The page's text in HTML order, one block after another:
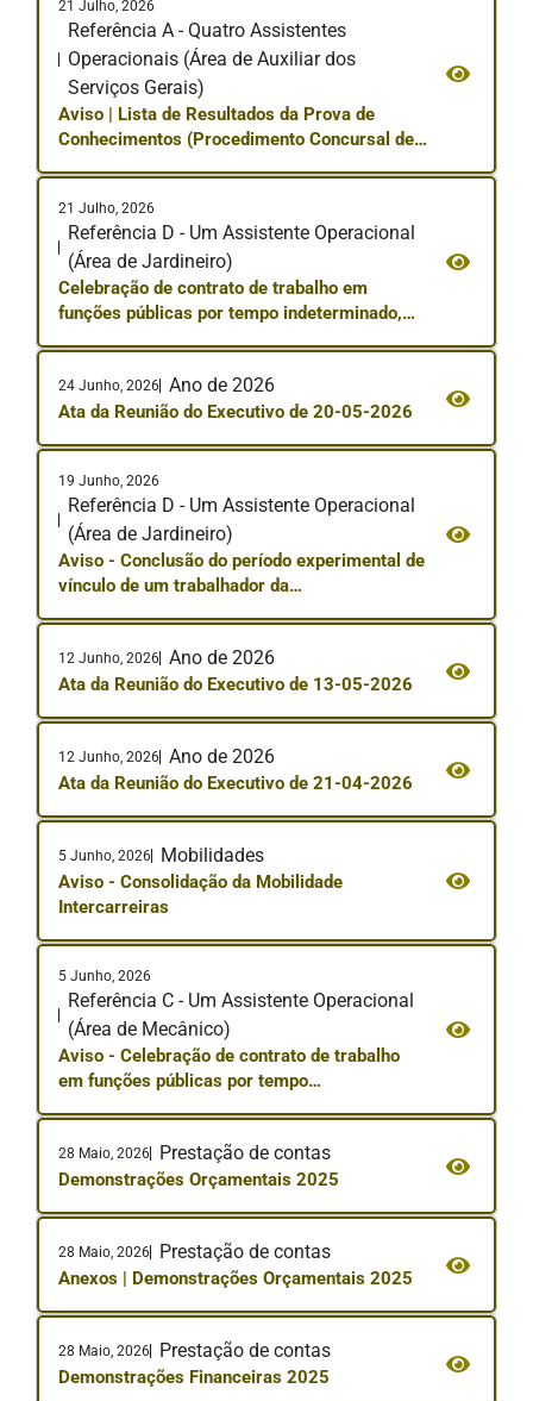
21 Julho, 2026
Referência A - Quatro Assistentes
Operacionais (Área de Auxiliar dos
Serviços Gerais)
Aviso | Lista de Resultados da Prova de
Conhecimentos (Procedimento Concursal de
21 Julho, 2026
Referência D - Um Assistente Operacional
(Área de Jardineiro)
Celebração de contrato de trabalho em
funções públicas por tempo indeterminado,
24 Junho, 2026 Ano de 2026
Ata da Reunião do Executivo de 20-05-2026
19 Junho, 2026
Referência D - Um Assistente Operacional
(Área de Jardineiro)
Aviso - Conclusão do período experimental de
vínculo de um trabalhador da
12 Junho, 2026 Ano de 2026
Ata da Reunião do Executivo de 13-05-2026
12 Junho, 2026 Ano de 2026
Ata da Reunião do Executivo de 21-04-2026
5 Junho, 2026 Mobilidades
Aviso - Consolidação da Mobilidade
Intercarreiras
5 Junho, 2026
Referência C - Um Assistente Operacional
(Área de Mecânico)
Aviso - Celebração de contrato de trabalho
em funções públicas por tempo
28 Maio, 2026 Prestação de contas
Demonstrações Orçamentais 2025
28 Maio, 2026 Prestação de contas
Anexos | Demonstrações Orçamentais 2025
28 Maio, 2026 Prestação de contas
Demonstrações Financeiras 2025